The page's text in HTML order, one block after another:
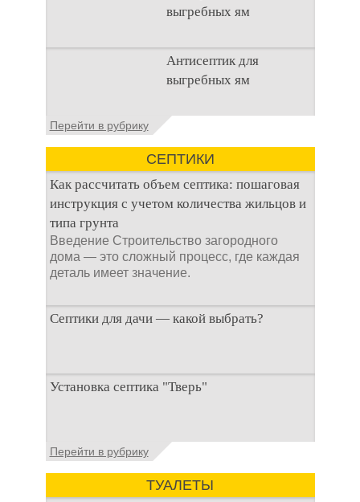
выгребных ям
Очистка
канализационного
стока или выгребной
не самым приятным
Антисептик для
выгребных ям
Общие сведения об
Антисептик для
выгребных ям – это
специальные
Перейти в рубрику
СЕПТИКИ
Как рассчитать объем септика: пошаговая
инструкция с учетом количества жильцов и
типа грунта
Введение Строительство загородного
дома — это сложный процесс, где каждая
деталь имеет значение.
Септики для дачи — какой выбрать?
При строительстве дачи одной из
первоочередных задач становится
Установка септика "Тверь"
Установка септика Тверь - важнейший
аспект утилизации сточных вод в частных
домах и на загородных
Перейти в рубрику
ТУАЛЕТЫ